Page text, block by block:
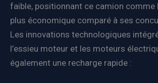
faible, positionnant ce camion comme
plus économique comparé à ses
Les innovations technologiques
l’essieu moteur et les moteurs
également une recharge rapide :